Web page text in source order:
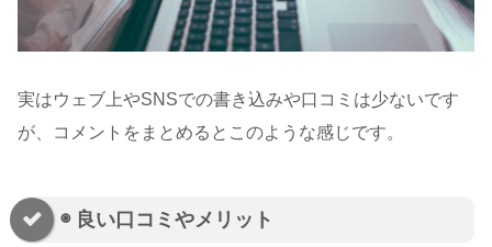
実はウェブ上やSNSでの書き込みや口コミは少ないです
が、コメントをまとめるとこのような感じです。
◉ 良い口コミやメリット